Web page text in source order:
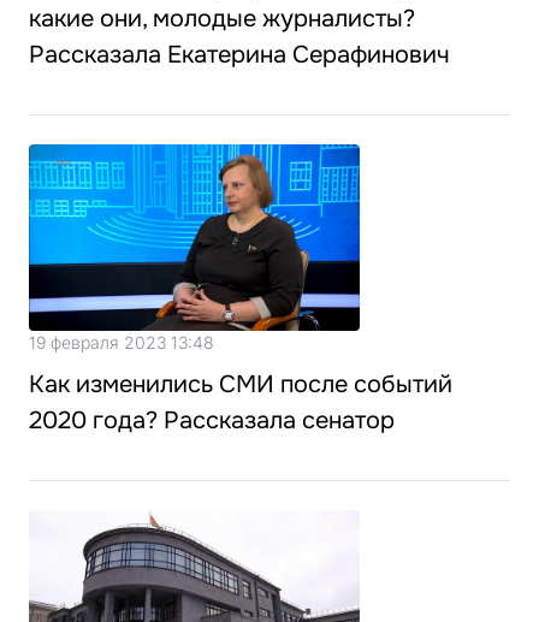
какие они, молодые журналисты?
Рассказала Екатерина Серафинович
19 февраля 2023 13:48
Как изменились СМИ после событий
2020 года? Рассказала сенатор